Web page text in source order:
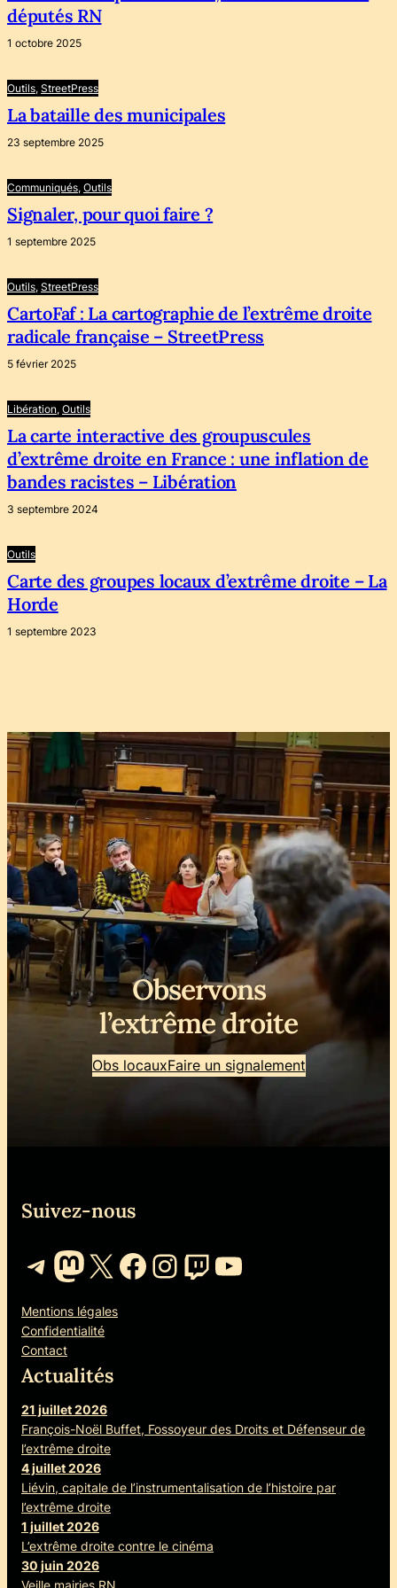
députés RN
1 octobre 2025
Outils, StreetPress
La bataille des municipales
23 septembre 2025
Communiqués, Outils
Signaler, pour quoi faire ?
1 septembre 2025
Outils, StreetPress
CartoFaf : La cartographie de l’extrême droite
radicale française – StreetPress
5 février 2025
Libération, Outils
La carte interactive des groupuscules
d’extrême droite en France : une inflation de
bandes racistes – Libération
3 septembre 2024
Outils
Carte des groupes locaux d’extrême droite – La
Horde
1 septembre 2023
Observons
l’extrême droite
Obs locauxFaire un signalement
Suivez-nous
Telegram
Mastodon
X Facebook
Instagram
Twitch
YouTube
Mentions légales
Confidentialité
Contact
Actualités
21 juillet 2026
François-Noël Buffet, Fossoyeur des Droits et Défenseur de
l’extrême droite
4 juillet 2026
Liévin, capitale de l’instrumentalisation de l’histoire par
l’extrême droite
1 juillet 2026
L’extrême droite contre le cinéma
30 juin 2026
Veille mairies RN